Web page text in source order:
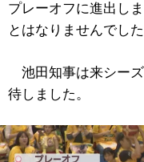
プレーオフに進出し
とはなりませんでした
池田知事は来シー
待しました。